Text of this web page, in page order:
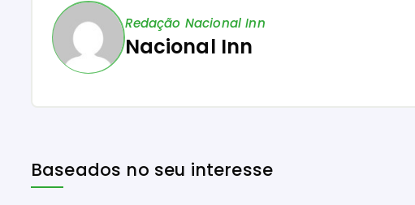
Redação Nacional Inn
Nacional Inn
Baseados no seu interesse